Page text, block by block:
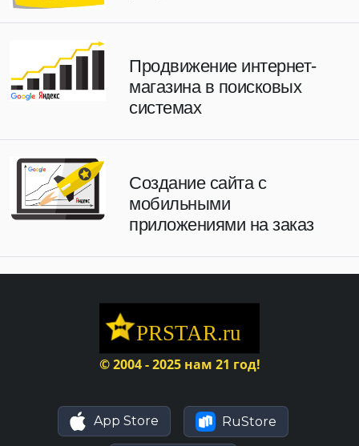
Продвижение интернет-
магазина в поисковых
системах
Создание сайта с
мобильными
приложениями на заказ
© 2004 - 2025 нам 21 год!
App Store RuStore